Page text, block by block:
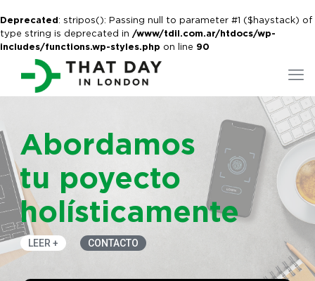
Deprecated: stripos(): Passing null to parameter #1 ($haystack) of
type string is deprecated in /www/tdil.com.ar/htdocs/wp-
includes/functions.wp-styles.php on line 90
Abordamos
tu poyecto
holísticamente
CONTACTO
LEER +